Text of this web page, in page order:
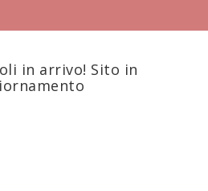
in arrivo! Sito in